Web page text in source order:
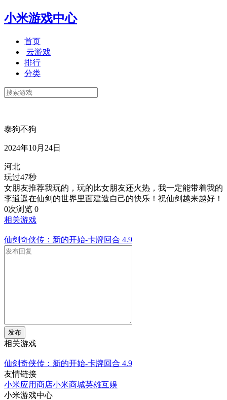
小米游戏中心
首页
云游戏
排行
分类
泰狗不狗
2024年10月24日
河北
玩过47秒
女朋友推荐我玩的，玩的比女朋友还火热，我一定能带着我的
李逍遥在仙剑的世界里面建造自己的快乐！祝仙剑越来越好！
0次浏览 0
相关游戏
仙剑奇侠传：新的开始-卡牌回合 4.9
发布
相关游戏
仙剑奇侠传：新的开始-卡牌回合 4.9
友情链接
小米应用商店小米商城英雄互娱
小米游戏中心